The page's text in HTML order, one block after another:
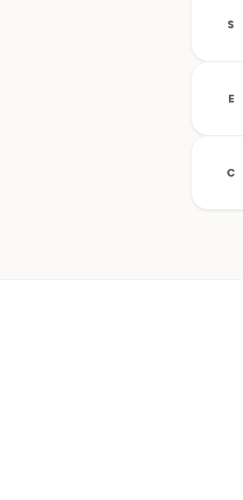
S
E
C